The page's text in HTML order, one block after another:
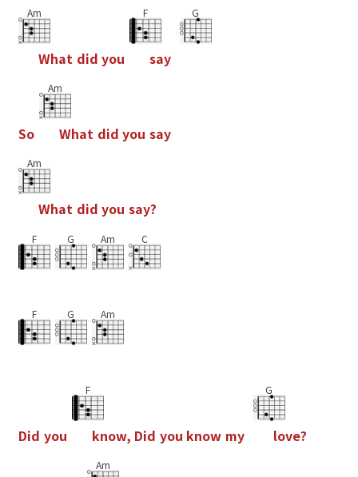
Am
What did you
F
say
G
So
Am
What did you say
Am
What did you say?
F G Am C
F G Am
Did you
F
know, Did you know my
G
love?
Am